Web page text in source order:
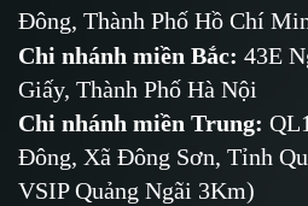
Đông, Thành Phố Hồ Chí
Chi nhánh miền Bắc: 43E
Giấy, Thành Phố Hà Nội
Chi nhánh miền Trung:
Đông, Xã Đông Sơn, Tỉnh
VSIP Quảng Ngãi 3Km)